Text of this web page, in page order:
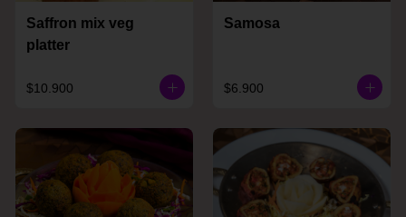
Saffron mix veg
platter
$10.900
Samosa
$6.900